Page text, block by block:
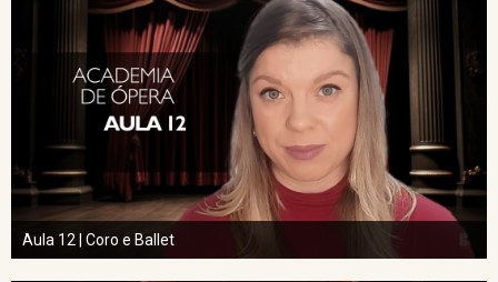
Aula 12 | Coro e Ballet